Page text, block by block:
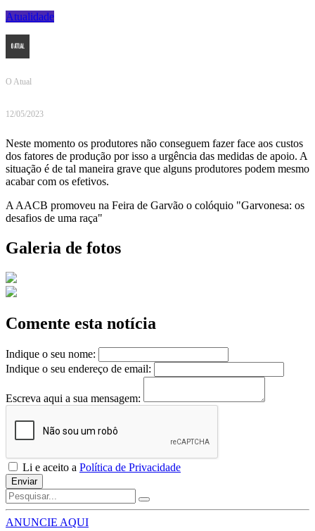
Atualidade
O Atual
12/05/2023
Neste momento os produtores não conseguem fazer face aos custos
dos fatores de produção por isso a urgência das medidas de apoio. A
situação é de tal maneira grave que alguns produtores podem mesmo
acabar com os efetivos.
A AACB promoveu na Feira de Garvão o colóquio "Garvonesa: os
desafios de uma raça"
Galeria de fotos
Comente esta notícia
Indique o seu nome:
Indique o seu endereço de email:
Escreva aqui a sua mensagem:
Li e aceito a Política de Privacidade
Enviar
ANUNCIE AQUI